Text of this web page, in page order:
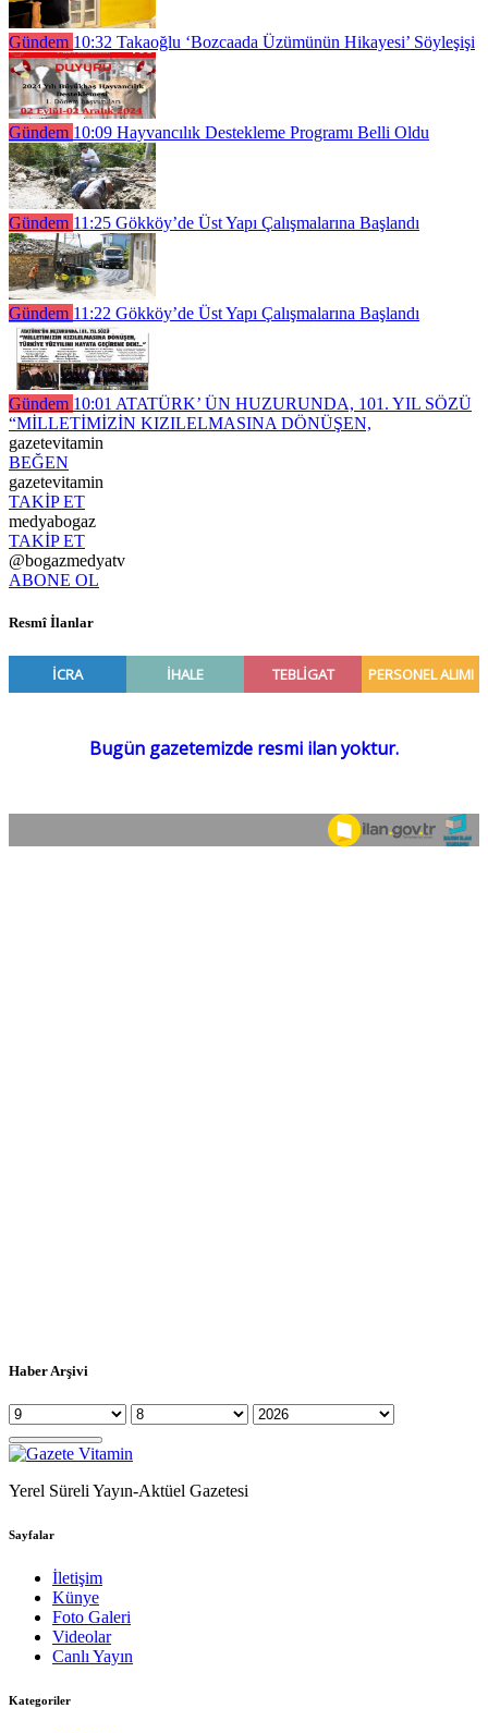
Gündem 10:32 Takaoğlu ‘Bozcaada Üzümünün Hikayesi’ Söyleşişi
Gündem 10:09 Hayvancılık Destekleme Programı Belli Oldu
Gündem 11:25 Gökköy’de Üst Yapı Çalışmalarına Başlandı
Gündem 11:22 Gökköy’de Üst Yapı Çalışmalarına Başlandı
Gündem 10:01 ATATÜRK’ ÜN HUZURUNDA, 101. YIL SÖZÜ
“MİLLETİMİZİN KIZILELMASINA DÖNÜŞEN,
gazetevitamin
BEĞEN
gazetevitamin
TAKİP ET
medyabogaz
TAKİP ET
@bogazmedyatv
ABONE OL
Resmî İlanlar
Haber Arşivi
Yerel Süreli Yayın-Aktüel Gazetesi
Sayfalar
İletişim
Künye
Foto Galeri
Videolar
Canlı Yayın
Kategoriler